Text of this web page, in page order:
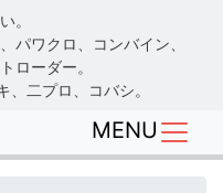
。
パワクロ、コンバイン、
ローダー。
二プロ、コバシ。
MENU